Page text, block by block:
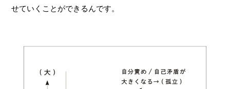
せていくことができるんです。